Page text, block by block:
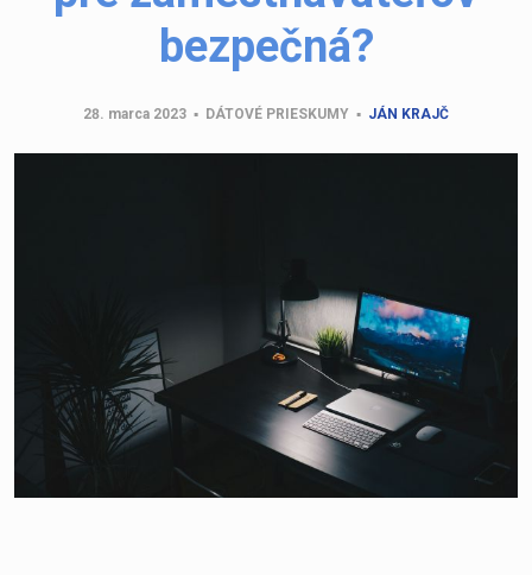
bezpečná?
28. marca 2023 ▪ DÁTOVÉ PRIESKUMY ▪ JÁN KRAJČ